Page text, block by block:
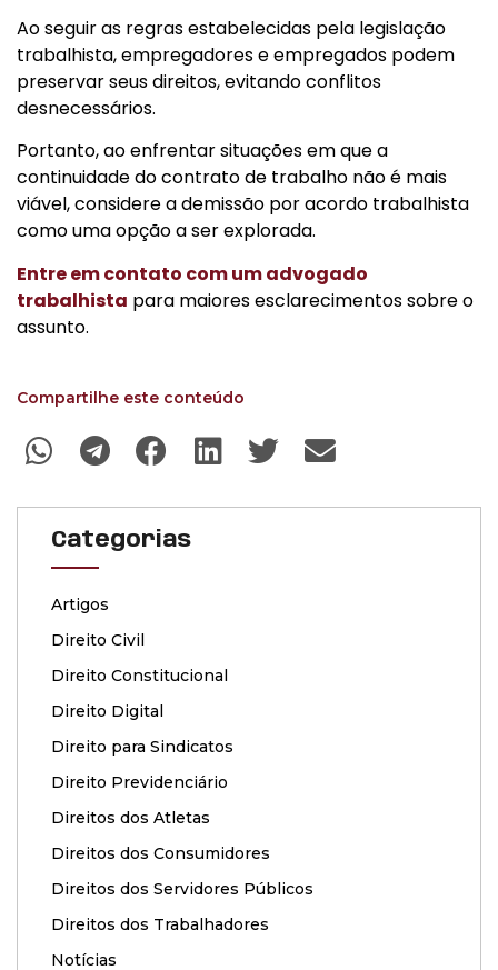
Ao seguir as regras estabelecidas pela legislação
trabalhista, empregadores e empregados podem
preservar seus direitos, evitando conflitos
desnecessários.
Portanto, ao enfrentar situações em que a
continuidade do contrato de trabalho não é mais
viável, considere a demissão por acordo trabalhista
como uma opção a ser explorada.
Entre em contato com um advogado
trabalhista para maiores esclarecimentos sobre o
assunto.
Compartilhe este conteúdo
Categorias
Artigos
Direito Civil
Direito Constitucional
Direito Digital
Direito para Sindicatos
Direito Previdenciário
Direitos dos Atletas
Direitos dos Consumidores
Direitos dos Servidores Públicos
Direitos dos Trabalhadores
Notícias